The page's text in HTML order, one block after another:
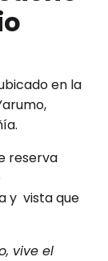
en la
reserva
y vista que
vive el